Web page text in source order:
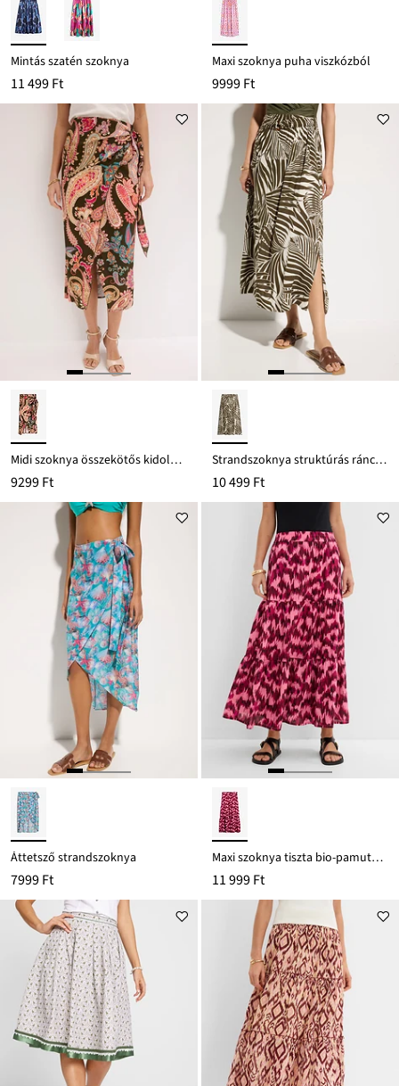
Mintás szatén szoknya
11 499 Ft
Maxi szoknya puha viszkózból
9999 Ft
Midi szoknya összekötős kidolgozásban
9299 Ft
Strandszoknya struktúrás ráncolt anyagból
10 499 Ft
Áttetsző strandszoknya
7999 Ft
Maxi szoknya tiszta bio-pamutból
11 999 Ft